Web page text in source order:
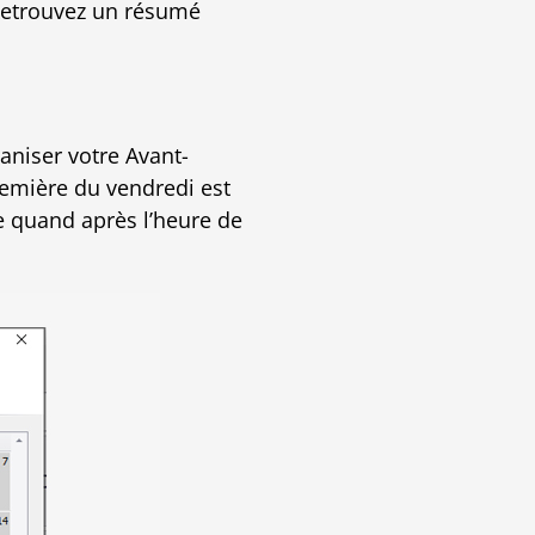
un résumé
votre Avant-
du vendredi est
après l’heure de